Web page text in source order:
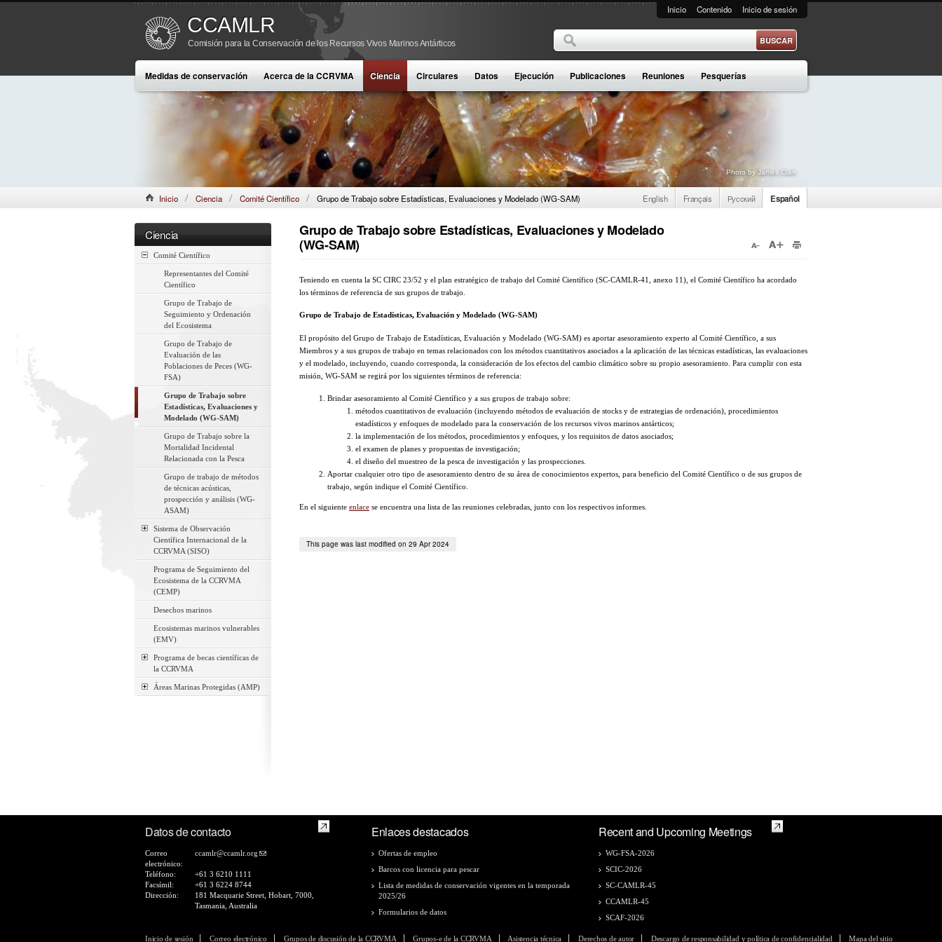
CCAMLR
Comisión para la Conservación de los Recursos Vivos Marinos Antárticos
Inicio Contenido Inicio de sesión
Formulario de búsqueda
Buscar
Medidas de conservación Acerca de la CCRVMA Ciencia Circulares Datos Ejecución Publicaciones Reuniones Pesquerías
Photo by James Clark
English Français Русский Español
Inicio Ciencia Comité Científico Grupo de Trabajo sobre Estadísticas, Evaluaciones y Modelado (WG-SAM)
Ciencia
Comité Científico
Representantes del Comité
Científico
Grupo de Trabajo de
Seguimiento y Ordenación
del Ecosistema
Grupo de Trabajo de
Evaluación de las
Poblaciones de Peces (WG-
FSA)
Grupo de Trabajo sobre
Estadísticas, Evaluaciones y
Modelado (WG-SAM)
Grupo de Trabajo sobre la
Mortalidad Incidental
Relacionada con la Pesca
Grupo de trabajo de métodos
de técnicas acústicas,
prospección y análisis (WG-
ASAM)
Sistema de Observación
Científica Internacional de la
CCRVMA (SISO)
Programa de Seguimiento del
Ecosistema de la CCRVMA
(CEMP)
Desechos marinos
Ecosistemas marinos vulnerables
(EMV)
Programa de becas científicas de
la CCRVMA
Áreas Marinas Protegidas (AMP)
Grupo de Trabajo sobre Estadísticas, Evaluaciones y Modelado
(WG-SAM)
Teniendo en cuenta la SC CIRC 23/52 y el plan estratégico de trabajo del Comité Científico (SC-CAMLR-41, anexo 11), el Comité Científico ha acordado
los términos de referencia de sus grupos de trabajo.
Grupo de Trabajo de Estadísticas, Evaluación y Modelado (WG‑SAM)
El propósito del Grupo de Trabajo de Estadísticas, Evaluación y Modelado (WG‑SAM) es aportar asesoramiento experto al Comité Científico, a sus
Miembros y a sus grupos de trabajo en temas relacionados con los métodos cuantitativos asociados a la aplicación de las técnicas estadísticas, las evaluaciones
y el modelado, incluyendo, cuando corresponda, la consideración de los efectos del cambio climático sobre su propio asesoramiento. Para cumplir con esta
misión, WG-SAM se regirá por los siguientes términos de referencia:
Brindar asesoramiento al Comité Científico y a sus grupos de trabajo sobre:
métodos cuantitativos de evaluación (incluyendo métodos de evaluación de stocks y de estrategias de ordenación), procedimientos
estadísticos y enfoques de modelado para la conservación de los recursos vivos marinos antárticos;
la implementación de los métodos, procedimientos y enfoques, y los requisitos de datos asociados;
el examen de planes y propuestas de investigación;
el diseño del muestreo de la pesca de investigación y las prospecciones.
Aportar cualquier otro tipo de asesoramiento dentro de su área de conocimientos expertos, para beneficio del Comité Científico o de sus grupos de
trabajo, según indique el Comité Científico.
En el siguiente enlace se encuentra una lista de las reuniones celebradas, junto con los respectivos informes.
This page was last modified on 29 Apr 2024
Datos de contacto
Correo
electrónico:
ccamlr@ccamlr.org
Teléfono:
+61 3 6210 1111
Facsímil:
+61 3 6224 8744
Dirección:
181 Macquarie Street, Hobart, 7000,
Tasmania, Australia
Enlaces destacados
Ofertas de empleo
Barcos con licencia para pescar
Lista de medidas de conservación vigentes en la temporada
2025/26
Formularios de datos
Recent and Upcoming Meetings
WG-FSA-2026
SCIC-2026
SC-CAMLR-45
CCAMLR-45
SCAF-2026
Inicio de sesión Correo electrónico Grupos de discusión de la CCRVMA Grupos-e de la CCRVMA Asistencia técnica Derechos de autor Descargo de responsabilidad y política de confidencialidad Mapa del sitio